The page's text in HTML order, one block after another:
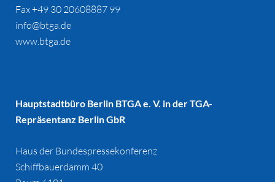
Fax +49 30 20608887 99
info@btga.de
www.btga.de
Hauptstadtbüro Berlin BTGA e. V. in der TGA-
Repräsentanz Berlin GbR
Haus der Bundespressekonferenz
Schiffbauerdamm 40